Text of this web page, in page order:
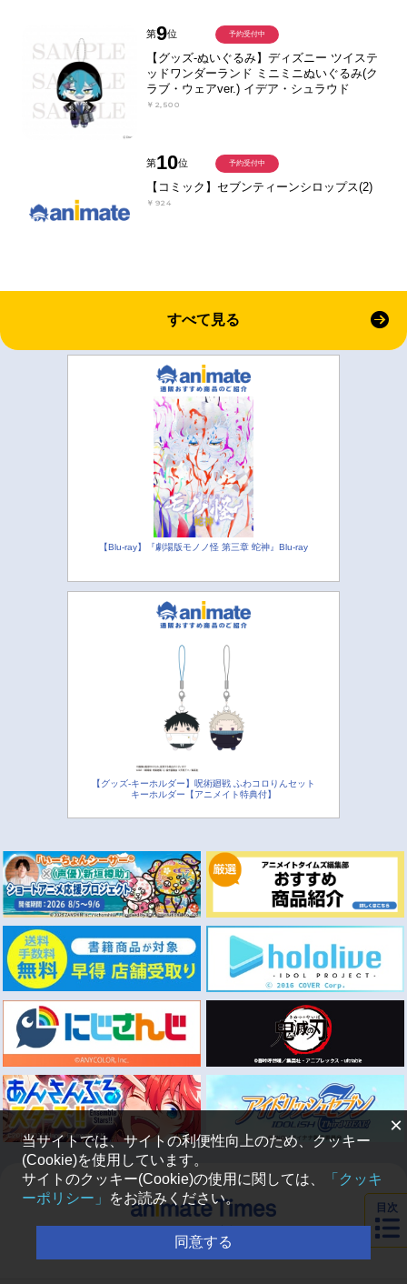
第9位
【グッズ-ぬいぐるみ】ディズニー ツイステ
ッドワンダーランド ミニミニぬいぐるみ(ク
ラブ・ウェアver.) イデア・シュラウド
￥2,500
予約受付中
第10位
【コミック】セブンティーンシロップス(2)
￥924
予約受付中
すべて見る
【Blu-ray】『劇場版モノノ怪 第三章 蛇神』Blu-ray
【グッズ-キーホルダー】呪術廻戦 ふわコロりんセット
キーホルダー【アニメイト特典付】
アニメイト
目次
×
当サイトでは、サイトの利便性向上のため、クッキー
(Cookie)を使用しています。
サイトのクッキー(Cookie)の使用に関しては、
「クッキ
ーポリシー」
をお読みください。
同意する